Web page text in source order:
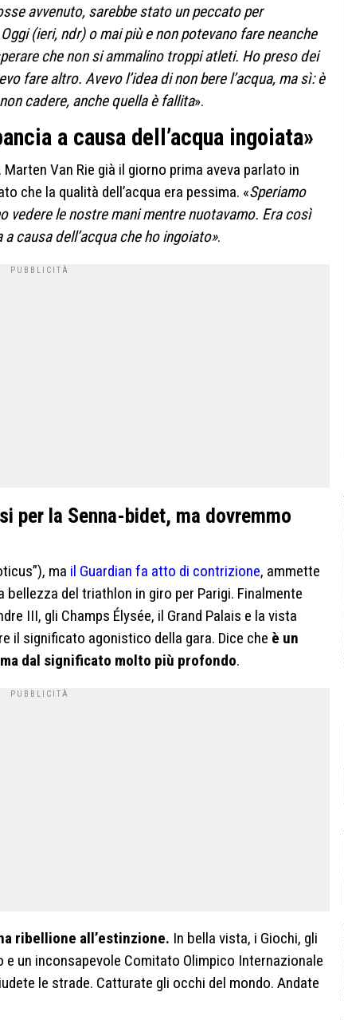
avvenuto, sarebbe stato un peccato per
(ieri, ndr) o mai più e non potevano fare neanche
che non si ammalino troppi atleti. Ho preso dei
fare altro. Avevo l’idea di non bere l’acqua, ma sì: è
cadere, anche quella è fallita».
a causa dell’acqua ingoiata»
Van Rie già il giorno prima aveva parlato in
che la qualità dell’acqua era pessima. «Speriamo
vedere le nostre mani mentre nuotavamo. Era così
causa dell’acqua che ho ingoiato».
per la Senna-bidet, ma dovremmo
ma il Guardian fa atto di contrizione, ammette
del triathlon in giro per Parigi. Finalmente
III, gli Champs Élysée, il Grand Palais e la vista
il significato agonistico della gara. Dice che è un
dal significato molto più profondo.
ribellione all’estinzione. In bella vista, i Giochi, gli
un inconsapevole Comitato Olimpico Internazionale
le strade. Catturate gli occhi del mondo. Andate